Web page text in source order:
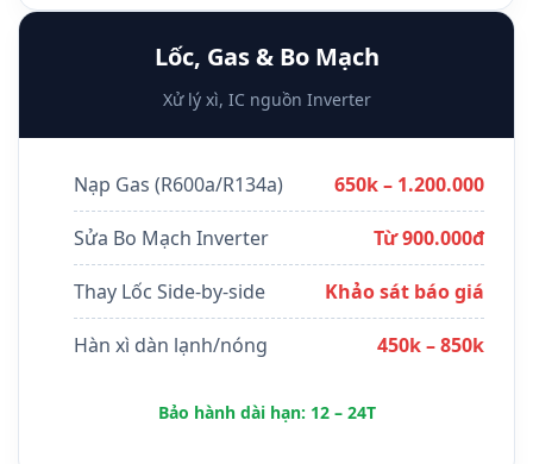
Lốc, Gas & Bo Mạch
Xử lý xì, IC nguồn Inverter
Nạp Gas (R600a/R134a) 650k – 1.200.000
Sửa Bo Mạch Inverter Từ 900.000đ
Thay Lốc Side-by-side Khảo sát báo giá
Hàn xì dàn lạnh/nóng 450k – 850k
Bảo hành dài hạn: 12 – 24T